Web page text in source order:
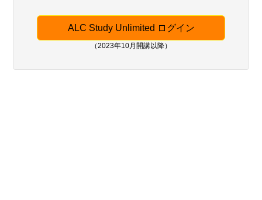
ALC Study Unlimited ログイン
（2023年10月開講以降）